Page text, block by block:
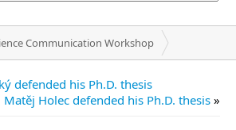
Communication Workshop
defended his Ph.D. thesis
Matěj Holec defended his Ph.D. thesis »